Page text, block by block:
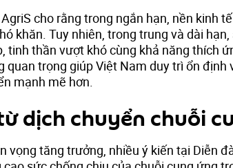
cho rằng trong ngắn hạn, nền kinh
khăn. Tuy nhiên, trong trung và dài
tinh thần vượt khó cùng khả năng thích
quan trọng giúp Việt Nam duy trì ổn định
mạnh mẽ hơn.
dịch chuyển chuỗi
vọng tăng trưởng, nhiều ý kiến tại Diễn